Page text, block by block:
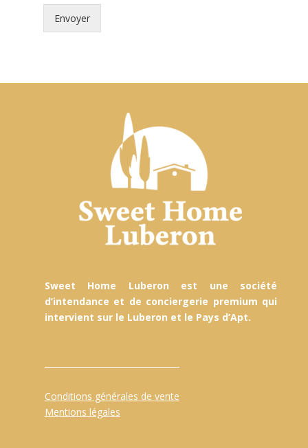
Envoyer
Sweet Home Luberon est une société
d’intendance et de conciergerie premium qui
intervient sur le Luberon et le Pays d’Apt.
Conditions générales de vente
Mentions légales